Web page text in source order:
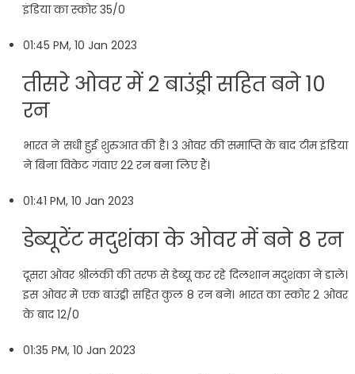
इंडिया का स्कोर 35/0
01:45 PM, 10 Jan 2023
तीसरे ओवर में 2 बाउंड्री सहित बने 10
रन
भारत ने सधी हुई शुरुआत की है। 3 ओवर की समाप्ति के बाद टीम इंडिया
ने बिना विकेट गंवाए 22 रन बना लिए हैं।
01:41 PM, 10 Jan 2023
डेब्यूटेंट मदुशंका के ओवर में बने 8 रन
दूसरा ओवर श्रीलंकी की तरफ से डेब्यू कर रहे दिलशान मदुशंका ने डाले।
इस ओवर में एक बाउंड्री सहित कुल 8 रन बने। भारत का स्कोर 2 ओवर
के बाद 12/0
01:35 PM, 10 Jan 2023